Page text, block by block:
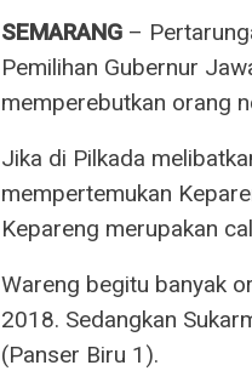
SEMARANG –
Pemilihan Gubernur
memperebutkan orang
Jika di Pilkada
mempertemukan
Kepareng merupakan
Wareng begitu banyak
2018. Sedangkan
(Panser Biru 1).